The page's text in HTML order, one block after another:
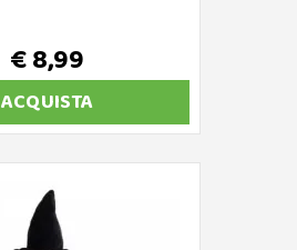
€ 8,99
ACQUISTA